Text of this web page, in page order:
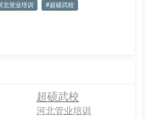
北管业培训 #超硕武校
超硕武校
河北管业培训